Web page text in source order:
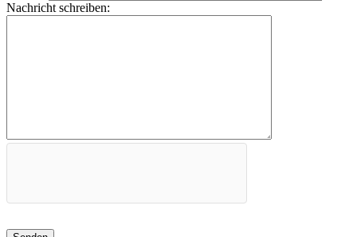
Nachricht schreiben: